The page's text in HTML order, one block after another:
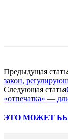
Предыдущая
закон,
Следующая статья
«отпечатка» —
ЭТО МОЖЕТ